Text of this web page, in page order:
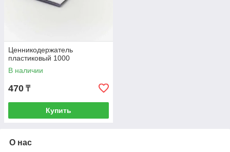
Ценникодержатель
пластиковый 1000
В наличии
470 ₸
Купить
О нас